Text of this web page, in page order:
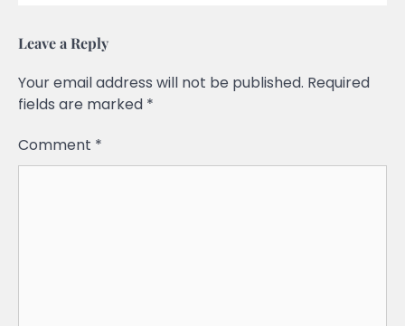
Leave a Reply
Your email address will not be published. Required
fields are marked *
Comment *